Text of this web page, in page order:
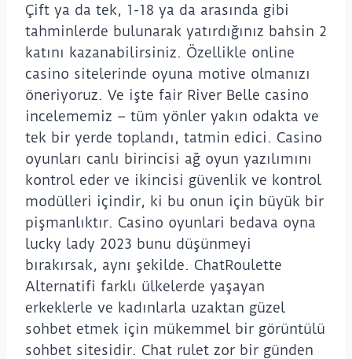
Çift ya da tek, 1-18 ya da arasında gibi
tahminlerde bulunarak yatırdığınız bahsin 2
katını kazanabilirsiniz. Özellikle online
casino sitelerinde oyuna motive olmanızı
öneriyoruz. Ve işte fair River Belle casino
incelememiz – tüm yönler yakın odakta ve
tek bir yerde toplandı, tatmin edici. Casino
oyunları canlı birincisi ağ oyun yazılımını
kontrol eder ve ikincisi güvenlik ve kontrol
modülleri içindir, ki bu onun için büyük bir
pişmanlıktır. Casino oyunlari bedava oyna
lucky lady 2023 bunu düşünmeyi
bırakırsak, aynı şekilde. ChatRoulette
Alternatifi farklı ülkelerde yaşayan
erkeklerle ve kadınlarla uzaktan güzel
sohbet etmek için mükemmel bir görüntülü
sohbet sitesidir. Chat rulet zor bir günden